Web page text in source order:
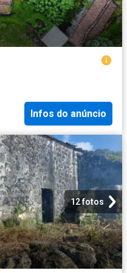
Infos do anúncio
12 fotos